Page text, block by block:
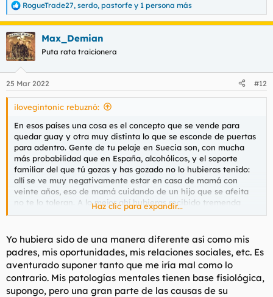
R
e
a
c
c
i
e
s
RogueTrade27, serdo, pastorfe y 1 persona más
Max_Demian
Puta rata traicionera
25 Mar 2022 #12
ilovegintonic rebuznó:
En esos países una cosa es el concepto que se vende para
quedar guay y otra muy distinta lo que se esconde de puertas
para adentro. Gente de tu pelaje en Suecia son, con mucha
más probabilidad que en España, alcohólicos, y el soporte
familiar del que tú gozas y has gozado no lo hubieras tenido:
allí se ve muy negativamente estar en casa de mamá con
veinte años, eso de mamá cuidando de un hijo que se afeita
no te lo toleran. A lo mejor ahí hubieras recibido tremenda
patada en el culo y hubieras acabado amorrado a una botella.
Haz clic para expandir...
Yo hubiera sido de una manera diferente así como mis
padres, mis oportunidades, mis relaciones sociales, etc. Es
aventurado suponer tanto que me iría mal como lo
contrario. Mis patologías mentales tienen base fisiológica,
supongo, pero una gran parte de las causas de su